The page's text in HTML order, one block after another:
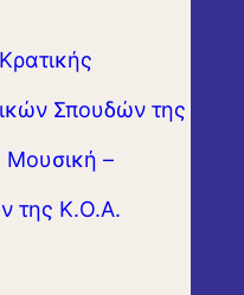
Σπουδών της
–
της Κ.Ο.Α.
στο
Σταύρος
είσοδο,
στην
στη σελίδα
στο κανάλι